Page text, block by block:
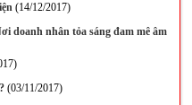
(14/12/2017)
doanh nhân tỏa sáng đam mê âm
(03/11/2017)